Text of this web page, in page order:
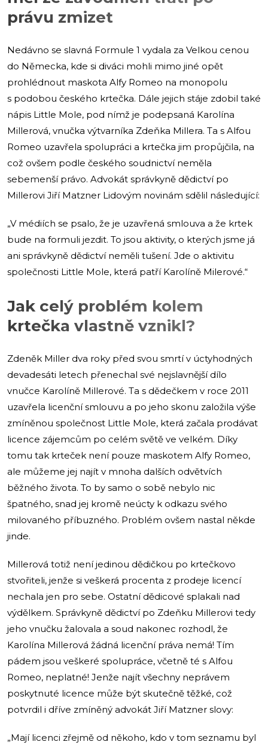
právu zmizet
Nedávno se slavná Formule 1 vydala za Velkou cenou
do Německa, kde si diváci mohli mimo jiné opět
prohlédnout maskota Alfy Romeo na monopolu
s podobou českého krtečka. Dále jejich stáje zdobil také
nápis Little Mole, pod nímž je podepsaná Karolína
Millerová, vnučka výtvarníka Zdeňka Millera. Ta s Alfou
Romeo uzavřela spolupráci a krtečka jim propůjčila, na
což ovšem podle českého soudnictví neměla
sebemenší právo. Advokát správkyně dědictví po
Millerovi Jiří Matzner Lidovým novinám sdělil následující:
„V médiích se psalo, že je uzavřená smlouva a že krtek
bude na formuli jezdit. To jsou aktivity, o kterých jsme já
ani správkyně dědictví neměli tušení. Jde o aktivitu
společnosti Little Mole, která patří Karolíně Milerové.“
Jak celý problém kolem
krtečka vlastně vznikl?
Zdeněk Miller dva roky před svou smrtí v úctyhodných
devadesáti letech přenechal své nejslavnější dílo
vnučce Karolíně Millerové. Ta s dědečkem v roce 2011
uzavřela licenční smlouvu a po jeho skonu založila výše
zmíněnou společnost Little Mole, která začala prodávat
licence zájemcům po celém světě ve velkém. Díky
tomu tak krteček není pouze maskotem Alfy Romeo,
ale můžeme jej najít v mnoha dalších odvětvích
běžného života. To by samo o sobě nebylo nic
špatného, snad jej kromě neúcty k odkazu svého
milovaného příbuzného. Problém ovšem nastal někde
jinde.
Millerová totiž není jedinou dědičkou po krtečkovo
stvořiteli, jenže si veškerá procenta z prodeje licencí
nechala jen pro sebe. Ostatní dědicové splakali nad
výdělkem. Správkyně dědictví po Zdeňku Millerovi tedy
jeho vnučku žalovala a soud nakonec rozhodl, že
Karolína Millerová žádná licenční práva nemá! Tím
pádem jsou veškeré spolupráce, včetně té s Alfou
Romeo, neplatné! Jenže najít všechny neprávem
poskytnuté licence může být skutečně těžké, což
potvrdil i dříve zmíněný advokát Jiří Matzner slovy:
„Mají licenci zřejmě od někoho, kdo v tom seznamu byl